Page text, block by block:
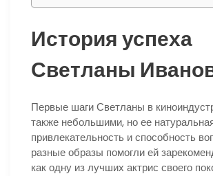
История успеха
Светланы
Первые шаги Светланы в
также небольшими, но ее
привлекательность и способность
разные образы помогли ей
как одну из лучших актрис своего